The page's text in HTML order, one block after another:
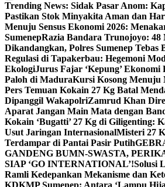
Trending News: Sidak Pasar Anom:
Pastikan Stok Minyakita Aman dan
Menuju Sensus Ekonomi 2026:
SumenepRazia Bandara Trunojoyo:
Dikandangkan, Polres Sumenep Tebas
Regulasi di Tapakerbau: Hegemoni
EkologiJurus Fajar ‘Kepung’ Ekonomi
Paloh di MaduraKursi Kosong Menuju
Pers Temuan Kokain 27 Kg Batal
Dipanggil WakapolriZamrud Khan
Aparat Jangan Main Mata dengan
Kokain ‘Bugatti’ 27 Kg di Giligenting:
Usut Jaringan InternasionalMisteri 27
Terdampar di Pantai Pasir Putih
GANDENG BUMN-SWASTA,
SIAP ‘GO INTERNATIONAL’!Solusi
Ramli Kedepankan Mekanisme dan